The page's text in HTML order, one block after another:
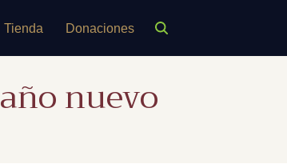
Tienda Donaciones
año nuevo